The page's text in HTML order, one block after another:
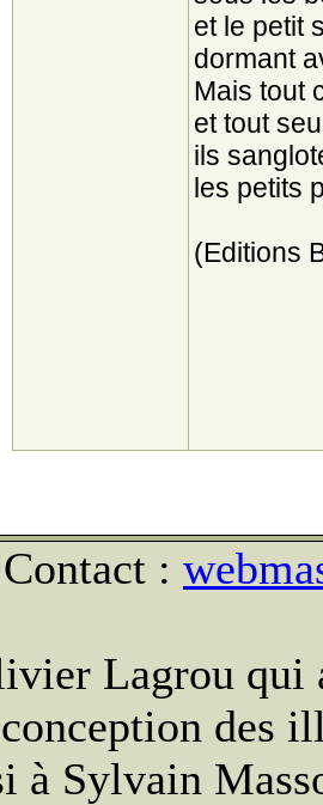
et le petit
dormant
Mais tout
et tout
ils
les petits
(Editions
Contact :
Lagrou qui
des
à Sylvain